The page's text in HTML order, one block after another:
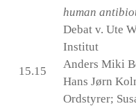
15.15
human
Debat v. Ute
Institut
Anders Miki
Hans Jørn
Ordstyrer;